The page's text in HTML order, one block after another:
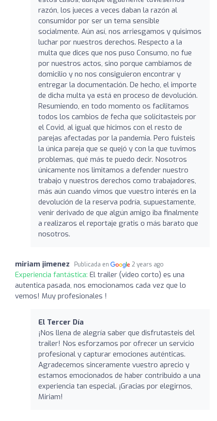
razón, los jueces a veces daban la razón al
consumidor por ser un tema sensible
socialmente. Aún así, nos arriesgamos y quisimos
luchar por nuestros derechos. Respecto a la
multa que dices que nos puso Consumo, no fue
por nuestros actos, sino porque cambiamos de
domicilio y no nos consiguieron encontrar y
entregar la documentación. De hecho, el importe
de dicha multa ya está en proceso de devolución.
Resumiendo, en todo momento os facilitamos
todos los cambios de fecha que solicitasteis por
el Covid, al igual que hicimos con el resto de
parejas afectadas por la pandemia. Pero fuisteis
la única pareja que se quejó y con la que tuvimos
problemas, qué más te puedo decir. Nosotros
únicamente nos limitamos a defender nuestro
trabajo y nuestros derechos como trabajadores,
más aún cuando vimos que vuestro interés en la
devolución de la reserva podría, supuestamente,
venir derivado de que algún amigo iba finalmente
a realizaros el reportaje gratis o más barato que
nosotros.
miriam jimenez Publicada en 2 years ago
Experiencia fantástica: El trailer (video corto) es una
autentica pasada, nos emocionamos cada vez que lo
vemos! Muy profesionales !
El Tercer Día
¡Nos llena de alegría saber que disfrutasteis del
trailer! Nos esforzamos por ofrecer un servicio
profesional y capturar emociones auténticas.
Agradecemos sinceramente vuestro aprecio y
estamos emocionados de haber contribuido a una
experiencia tan especial. ¡Gracias por elegirnos,
Miriam!